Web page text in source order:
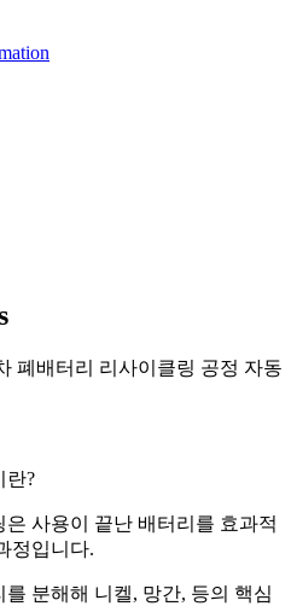
폐배터리 리사이클링 공정 자동
란?
사용이 끝난 배터리를 효과적
정입니다.
분해해 니켈, 망간, 등의 핵심